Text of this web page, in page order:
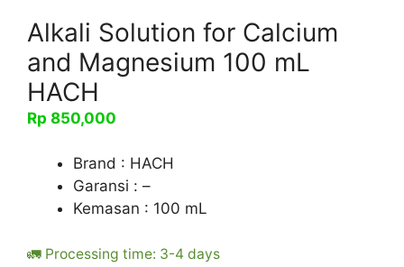
Alkali Solution for Calcium
and Magnesium 100 mL
HACH
Rp 850,000
Brand : HACH
Garansi : –
Kemasan : 100 mL
🚛 Processing time: 3-4 days